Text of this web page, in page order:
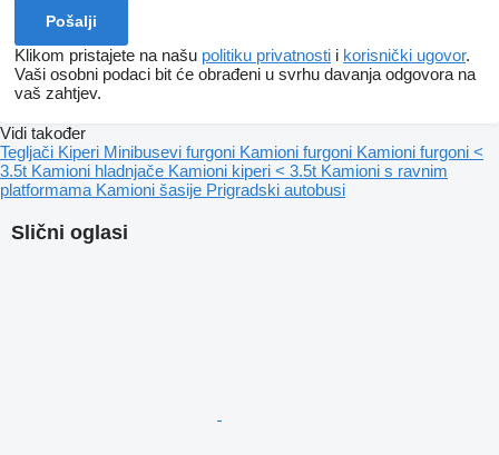
Klikom pristajete na našu politiku privatnosti i korisnički ugovor.
Vaši osobni podaci bit će obrađeni u svrhu davanja odgovora na
vaš zahtjev.
Slični oglasi
Vidi također
Tegljači Kiperi Minibusevi furgoni Kamioni furgoni Kamioni furgoni <
3.5t Kamioni hladnjače Kamioni kiperi < 3.5t Kamioni s ravnim
platformama Kamioni šasije Prigradski autobusi